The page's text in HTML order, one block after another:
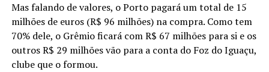
Mas falando de valores, o Porto pagará um total de 15
milhões de euros (R$ 96 milhões) na compra. Como tem
70% dele, o Grêmio ficará com R$ 67 milhões para si e os
outros R$ 29 milhões vão para a conta do Foz do Iguaçu,
clube que o formou.